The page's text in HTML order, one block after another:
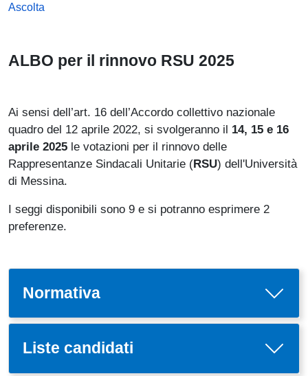
Ascolta
ALBO per il rinnovo RSU 2025
Ai sensi dell’art. 16 dell’Accordo collettivo nazionale
quadro del 12 aprile 2022, si svolgeranno il 14, 15 e 16
aprile 2025 le votazioni per il rinnovo delle
Rappresentanze Sindacali Unitarie (RSU) dell'Università
di Messina.
I seggi disponibili sono 9 e si potranno esprimere 2
preferenze.
Normativa
Liste candidati